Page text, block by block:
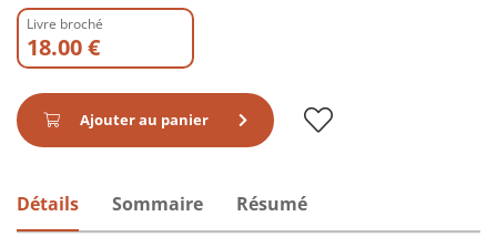
Livre broché
18.00 €
Ajouter au panier
Détails Sommaire Résumé